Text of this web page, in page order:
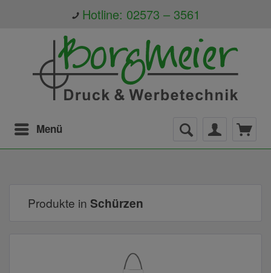
Hotline: 02573 – 3561
Menü
Produkte in Schürzen